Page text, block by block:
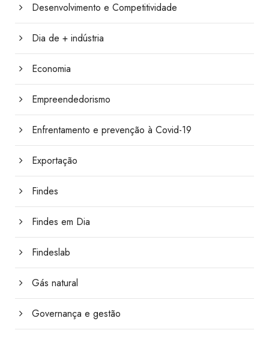
Desenvolvimento e Competitividade
Dia de + indústria
Economia
Empreendedorismo
Enfrentamento e prevenção à Covid-19
Exportação
Findes
Findes em Dia
Findeslab
Gás natural
Governança e gestão